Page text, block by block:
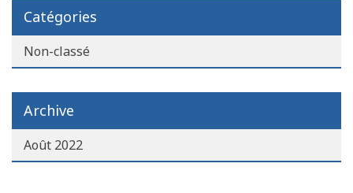
Catégories
Non-classé
Archive
Août 2022